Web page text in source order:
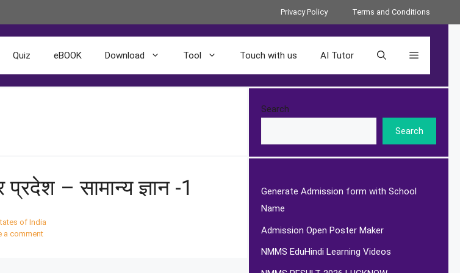
Privacy Policy Terms and Conditions
Quiz eBOOK Download Tool Touch with us AI Tutor
प्रदेश – सामान्य ज्ञान -1
of India
a comment
Search
Search
Generate Admission form with School
Name
Admission Open Poster Maker
NMMS EduHindi Learning Videos